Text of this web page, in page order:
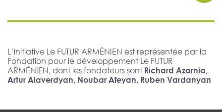
L’initiative Le FUTUR ARMÉNIEN est représentée par la
Fondation pour le développement Le FUTUR
ARMÉNIEN, dont les fondateurs sont Richard Azarnia,
Artur Alaverdyan, Noubar Afeyan, Ruben Vardanyan